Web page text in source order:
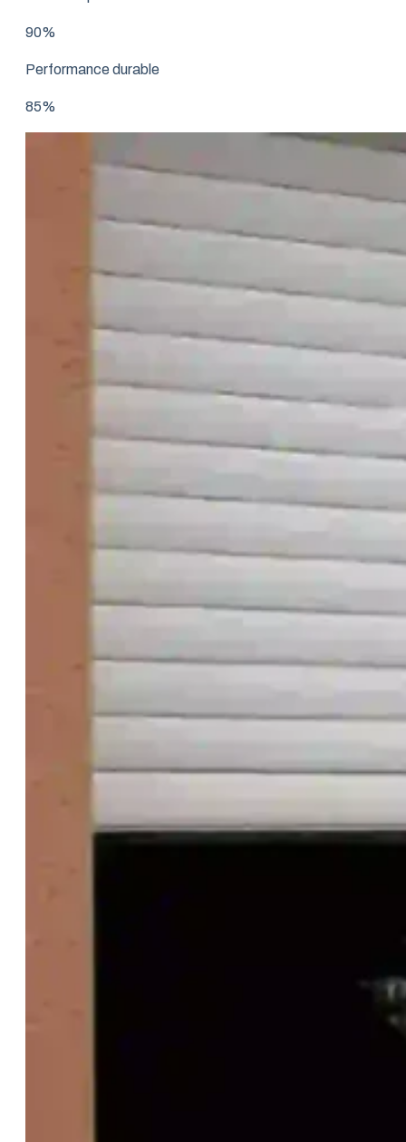
90%
Performance durable
85%